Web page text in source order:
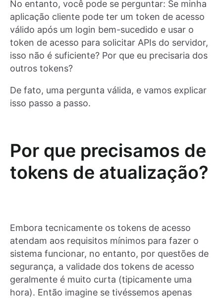
No entanto, você pode se perguntar: Se minha
aplicação cliente pode ter um token de acesso
válido após um login bem-sucedido e usar o
token de acesso para solicitar APIs do servidor,
isso não é suficiente? Por que eu precisaria dos
outros tokens?
De fato, uma pergunta válida, e vamos explicar
isso passo a passo.
Por que precisamos de
tokens de atualização?
Embora tecnicamente os tokens de acesso
atendam aos requisitos mínimos para fazer o
sistema funcionar, no entanto, por questões de
segurança, a validade dos tokens de acesso
geralmente é muito curta (tipicamente uma
hora). Então imagine se tivéssemos apenas